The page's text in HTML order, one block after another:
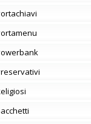
portachiavi
Portamenu
Powerbank
preservativi
Religiosi
sacchetti